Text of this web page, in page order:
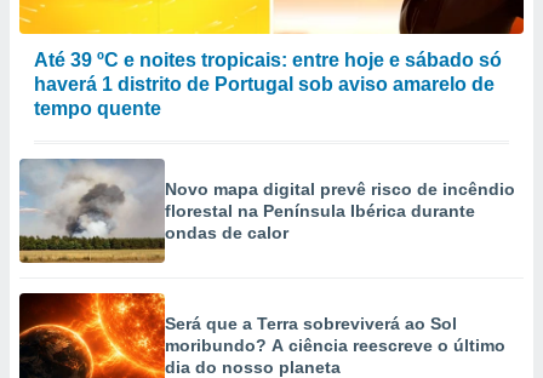
Até 39 ºC e noites tropicais: entre hoje e sábado só
haverá 1 distrito de Portugal sob aviso amarelo de
tempo quente
Novo mapa digital prevê risco de incêndio
florestal na Península Ibérica durante
ondas de calor
Será que a Terra sobreviverá ao Sol
moribundo? A ciência reescreve o último
dia do nosso planeta